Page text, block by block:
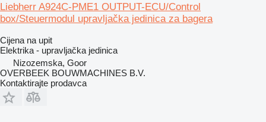
Liebherr A924C-PME1 OUTPUT-ECU/Control
box/Steuermodul upravljačka jedinica za bagera
Cijena na upit
Elektrika - upravljačka jedinica
Nizozemska, Goor
OVERBEEK BOUWMACHINES B.V.
Kontaktirajte prodavca